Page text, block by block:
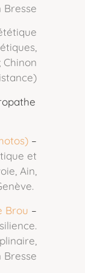
Bresse
Chinon
–
et
Ain,
Brou –
Bresse